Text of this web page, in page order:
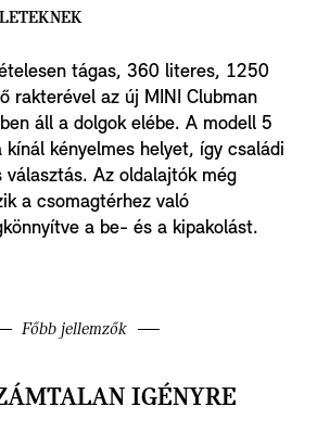
tágas, 360 literes, 1250
rakterével az új MINI Clubman
áll a dolgok elébe. A modell 5
kínál kényelmes helyet, így családi
választás. Az oldalajtók még
a csomagtérhez való
a be- és a kipakolást.
Főbb jellemzők
IGÉNYRE